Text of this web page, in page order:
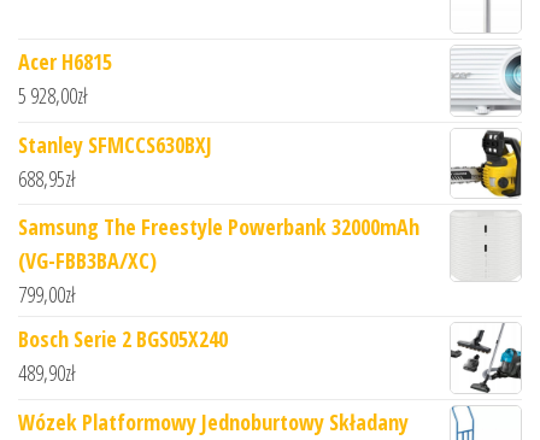
Acer H6815
5 928,00zł
Stanley SFMCCS630BXJ
688,95zł
Samsung The Freestyle Powerbank 32000mAh
(VG-FBB3BA/XC)
799,00zł
Bosch Serie 2 BGS05X240
489,90zł
Wózek Platformowy Jednoburtowy Składany